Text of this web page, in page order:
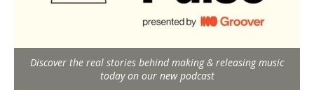
Discover the real stories behind making & releasing music
today on our new podcast